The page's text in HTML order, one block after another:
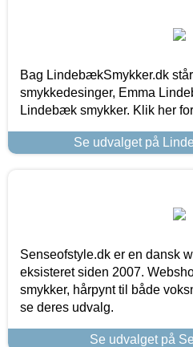
Bag LindebækSmykker.dk
smykkedesinger, Emma
Lindebæk smykker. Klik her
Se udvalget på
Senseofstyle.dk er en dansk
eksisteret siden 2007.
smykker, hårpynt til både
se deres udvalg.
Se udvalget på